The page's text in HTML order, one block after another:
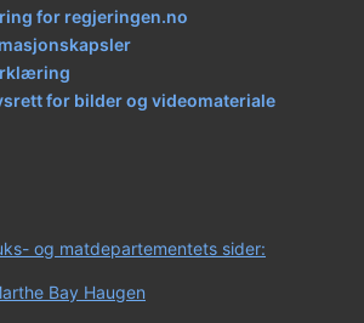
for regjeringen.no
for bilder og videomateriale
og matdepartementets sider:
Bay Haugen